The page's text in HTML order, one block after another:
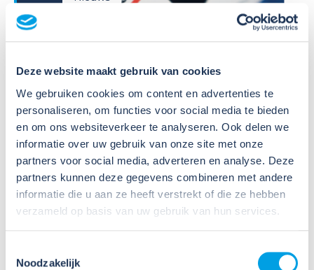
Deze website maakt gebruik van cookies
We gebruiken cookies om content en advertenties te
personaliseren, om functies voor social media te bieden
en om ons websiteverkeer te analyseren. Ook delen we
informatie over uw gebruik van onze site met onze
partners voor social media, adverteren en analyse. Deze
partners kunnen deze gegevens combineren met andere
informatie die u aan ze heeft verstrekt of die ze hebben
verzameld op basis van uw gebruik van hun services.
Noodzakelijk
VIB of WIK? Wat heb je nodig om
veilig te werken met gevaarlijke
Veel organisaties hebben
Veiligheidsinformatiebladen (VIB's) of mini-VIB's
beschikbaar voor de gevaarlijke stoffen waarmee zij
werken. Dat is een belangrijke eerste stap, maar
daarmee voldoe je nog niet aan de verplichtingen
u...
Lees verder